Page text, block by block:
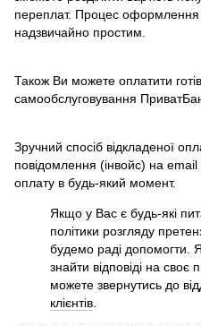
переплат. Процес оформлення
надзвичайно простим.
Також Ви можете оплатити
самообслуговування
Зручний спосіб відкладеної
повідомлення (інвойс) на
оплату в будь-який момент.
Якщо у Вас є будь-які
політики розгляду
будемо раді
знайти відповіді на
можете звернутись до
клієнтів